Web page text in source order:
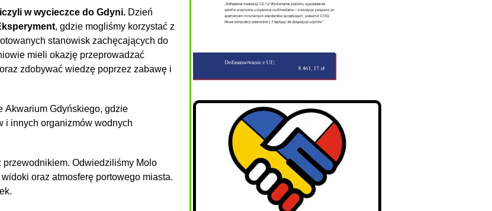
w wycieczce do Gdyni. Dzień
, gdzie mogliśmy korzystać z
stanowisk zachęcających do
mieli okazję przeprowadzać
zdobywać wiedzę poprzez zabawę i
Akwarium Gdyńskiego, gdzie
i innych organizmów wodnych
Odwiedziliśmy Molo
oraz atmosferę portowego miasta.